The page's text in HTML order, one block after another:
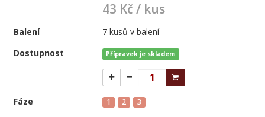
43 Kč / kus
Balení
7 kusů v balení
Dostupnost
Přípravek je skladem
Fáze 1 2 3